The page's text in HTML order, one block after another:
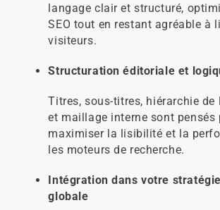
langage clair et structuré,
SEO tout en restant agréable à
visiteurs.
Structuration éditoriale et
Titres, sous-titres, hiérarchie de
et maillage interne sont pensés
maximiser la lisibilité et la
les moteurs de recherche.
Intégration dans votre
globale